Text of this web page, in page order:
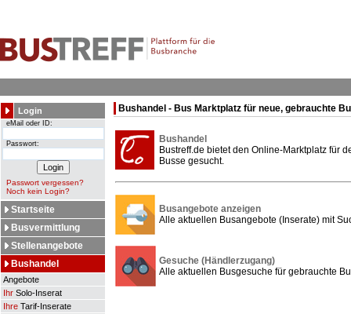
Login
eMail oder ID:
Passwort:
Passwort vergessen?
Noch kein Login?
Startseite
Busvermittlung
Stellenangebote
Bushandel
Angebote
Ihr Solo-Inserat
Ihre Tarif-Inserate
Bushandel - Bus Marktplatz für neue, gebrauchte
Bushandel
Bustreff.de bietet den Online-Marktplatz für
Busse gesucht.
Busangebote anzeigen
Alle aktuellen Busangebote (Inserate) mit
Gesuche (Händlerzugang)
Alle aktuellen Busgesuche für gebrauchte